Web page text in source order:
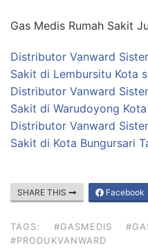
Gas Medis Rumah Sakit
Distributor Vanward
Sakit di Lembursitu Kota
Distributor Vanward
Sakit di Warudoyong
Distributor Vanward
Sakit di Kota Bungursari
SHARE THIS Facebook
TAGS: #GASMEDIS
#PRODUKVANWARD